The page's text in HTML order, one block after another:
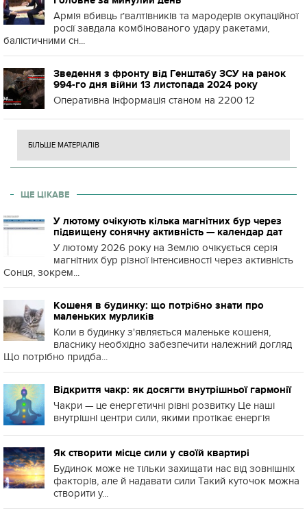
Армія вбивць ґвалтівників та мародерів окупаційної
росії завдала комбінованого удару ракетами,
балістичними сн...
Зведення з фронту від Генштабу ЗСУ на ранок
994-го дня війни 13 листопада 2024 року
Оперативна інформація станом на 2200 12
БІЛЬШЕ МАТЕРІАЛІВ
ЩЕ ЦІКАВЕ
У лютому очікують кілька магнітних бур через
підвищену сонячну активність — календар дат
У лютому 2026 року на Землю очікується серія
магнітних бур різної інтенсивності через активність
Сонця, зокрем...
Кошеня в будинку: що потрібно знати про
маленьких мурликів
Коли в будинку з'являється маленьке кошеня,
власнику необхідно забезпечити належний догляд
Що потрібно придба...
Відкриття чакр: як досягти внутрішньої гармонії
Чакри — це енергетичні рівні розвитку Це наші
внутрішні центри сили, якими протікає енергія
Як створити місце сили у своїй квартирі
Будинок може не тільки захищати нас від зовнішніх
факторів, але й надавати сили Такий куточок можна
створити у...